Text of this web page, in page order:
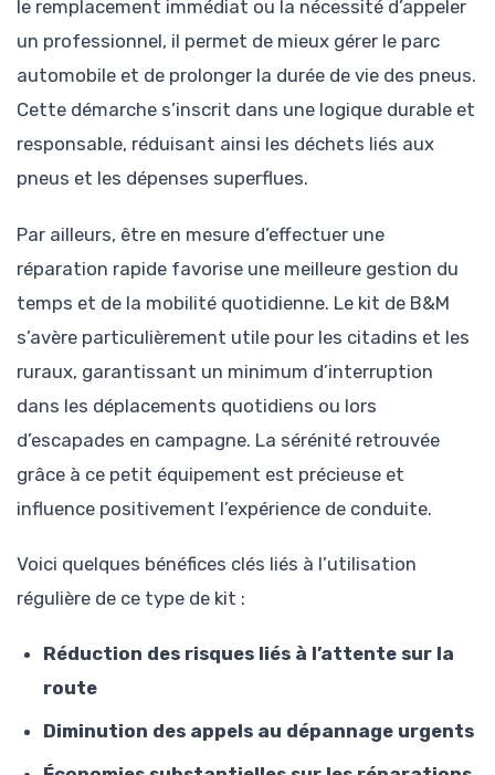
le remplacement immédiat ou la nécessité d’appeler
un professionnel, il permet de mieux gérer le parc
automobile et de prolonger la durée de vie des pneus.
Cette démarche s’inscrit dans une logique durable et
responsable, réduisant ainsi les déchets liés aux
pneus et les dépenses superflues.
Par ailleurs, être en mesure d’effectuer une
réparation rapide favorise une meilleure gestion du
temps et de la mobilité quotidienne. Le kit de B&M
s’avère particulièrement utile pour les citadins et les
ruraux, garantissant un minimum d’interruption
dans les déplacements quotidiens ou lors
d’escapades en campagne. La sérénité retrouvée
grâce à ce petit équipement est précieuse et
influence positivement l’expérience de conduite.
Voici quelques bénéfices clés liés à l’utilisation
régulière de ce type de kit :
Réduction des risques liés à l’attente sur la
route
Diminution des appels au dépannage urgents